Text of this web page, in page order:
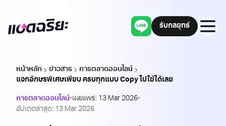
Adchariya แชทผ่านไลน์
รับกลยุทธ์
หน้าหลัก ข่าวสาร
การตลาดออนไลน์
แจกอักษรพิเศษเพียบ ครบทุกแบบ Copy ไปใช้ได้เลย
การตลาดออนไลน์•เผยแพร่: 13 Mar 2026•
อัปเดตล่าสุด: 13 Mar 2026